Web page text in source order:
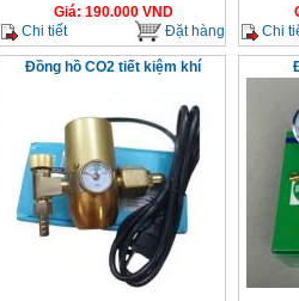
Giá: 190.000VND
Chi tiết
Đặt hàng
Chi
Đồng hồ CO2 tiết kiệm khí